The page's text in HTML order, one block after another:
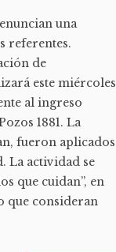
una
referentes.
de
este miércoles
al ingreso
1881. La
fueron aplicados
La actividad se
que cuidan”, en
que consideran